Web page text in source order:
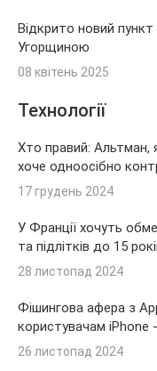
Відкрито новий пункт
Угорщиною
08 квітень 2025
Технології
Хто правий: Альтман,
хоче одноосібно
17 грудень 2024
У Франції хочуть
та підлітків до 15
28 листопад 2024
Фішингова афера з
користувачам iPhone
26 листопад 2024